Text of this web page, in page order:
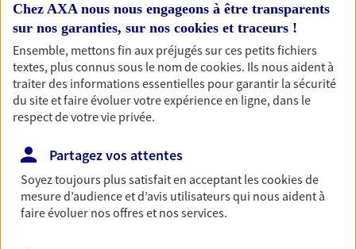
Découvrir l'offre Habitation
OBTENIR UN TARIF EN LIGNE
Garantie Accidents de la Vie
Bricoleuse, féru de jardinage, pâtissier en herbe
ou grande lectrice… personne n'est à l'abri d'un
accident du quotidien. Avec Ma Protection
Accident, protégez votre qualité de vie et vos
revenus.
Chez AXA nous nous engageons à être transparents
sur nos garanties, sur nos cookies et traceurs !
Ensemble, mettons fin aux préjugés sur ces petits fichiers
textes, plus connus sous le nom decookies. Ils nous aident à
traiter des informations essentielles pour garantir la sécurité
du site et faire évoluer votre expérience en ligne, dans le
respect de votre vie privée.
Partagez vos attentes
Soyez toujours plus satisfait en acceptant lescookiesde
mesure d’audience et d’avis utilisateurs qui nous aident à
faire évoluer nos offres et nos services.